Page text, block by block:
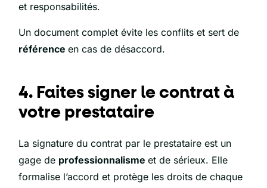
et responsabilités.
Un document complet évite les conflits et sert de
référenceen cas de désaccord.
4. Faites signer le contrat à
votre prestataire
La signature du contrat par le prestataire est un
gage de professionnalismeet de sérieux. Elle
formalise l’accord et protège les droits de chaque